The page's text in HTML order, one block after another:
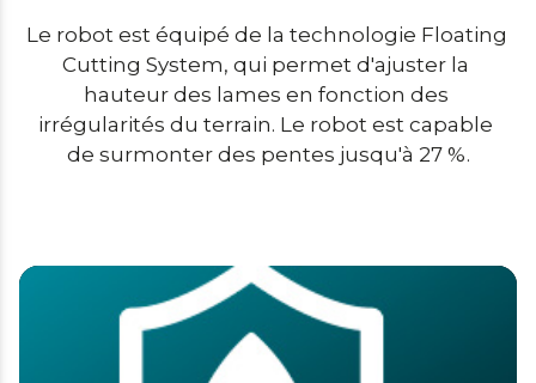
Le robot est équipé de la technologie Floating
Cutting System, qui permet d'ajuster la
hauteur des lames en fonction des
irrégularités du terrain. Le robot est capable
de surmonter des pentes jusqu'à 27 %.